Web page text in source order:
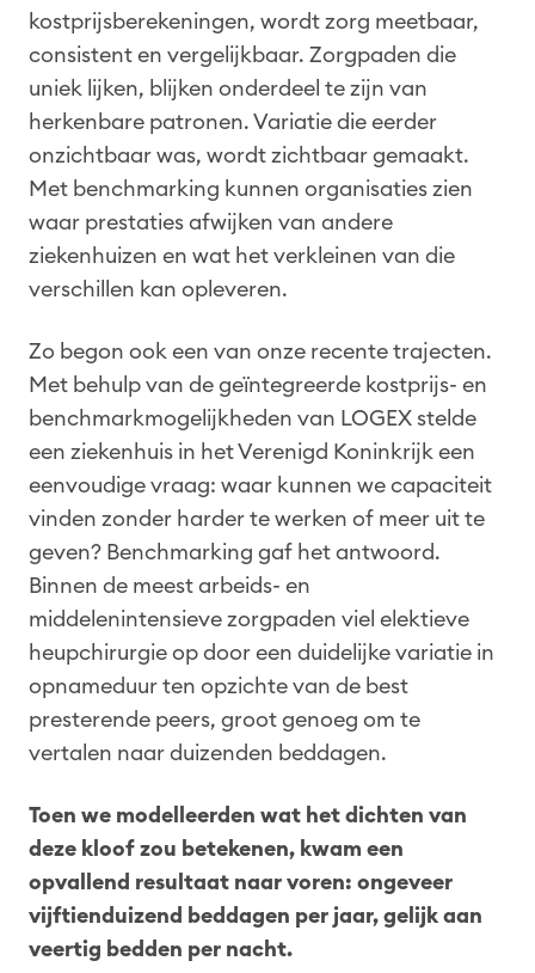
kostprijsberekeningen, wordt zorg meetbaar,
consistent en vergelijkbaar. Zorgpaden die
uniek lijken, blijken onderdeel te zijn van
herkenbare patronen. Variatie die eerder
onzichtbaar was, wordt zichtbaar gemaakt.
Met benchmarking kunnen organisaties zien
waar prestaties afwijken van andere
ziekenhuizen en wat het verkleinen van die
verschillen kan opleveren.
Zo begon ook een van onze recente trajecten.
Met behulp van de geïntegreerde kostprijs- en
benchmarkmogelijkheden van LOGEX stelde
een ziekenhuis in het Verenigd Koninkrijk een
eenvoudige vraag: waar kunnen we capaciteit
vinden zonder harder te werken of meer uit te
geven? Benchmarking gaf het antwoord.
Binnen de meest arbeids- en
middelenintensieve zorgpaden viel elektieve
heupchirurgie op door een duidelijke variatie in
opnameduur ten opzichte van de best
presterende peers, groot genoeg om te
vertalen naar duizenden beddagen.
Toen we modelleerden wat het dichten van
deze kloof zou betekenen, kwam een
opvallend resultaat naar voren: ongeveer
vijftienduizend beddagen per jaar, gelijk aan
veertig bedden per nacht.